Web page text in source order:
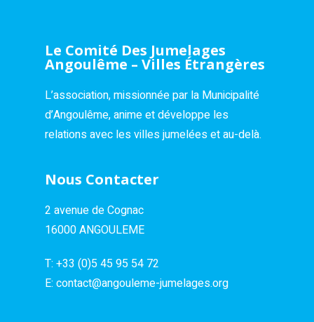
Le Comité Des Jumelages
Angoulême – Villes Étrangères
L’association, missionnée par la Municipalité
d’Angoulême, anime et développe les
relations avec les villes jumelées et au-delà.
Nous Contacter
2 avenue de Cognac
16000 ANGOULEME
T: +33 (0)5 45 95 54 72
E: contact@angouleme-jumelages.org